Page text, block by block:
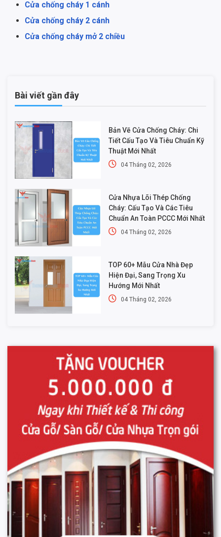
Cửa chống cháy 1 cánh
Cửa chống cháy 2 cánh
Cửa chống cháy mở 2 chiều
Bài viết gần đây
Bản Vẽ Cửa Chống Cháy: Chi
Tiết Cấu Tạo Và Tiêu Chuẩn Kỹ
Thuật Mới Nhất
04 Tháng 02, 2026
Cửa Nhựa Lõi Thép Chống
Cháy: Cấu Tạo Và Các Tiêu
Chuẩn An Toàn PCCC Mới Nhất
04 Tháng 02, 2026
TOP 60+ Mẫu Cửa Nhà Đẹp
Hiện Đại, Sang Trọng Xu
Hướng Mới Nhất
04 Tháng 02, 2026